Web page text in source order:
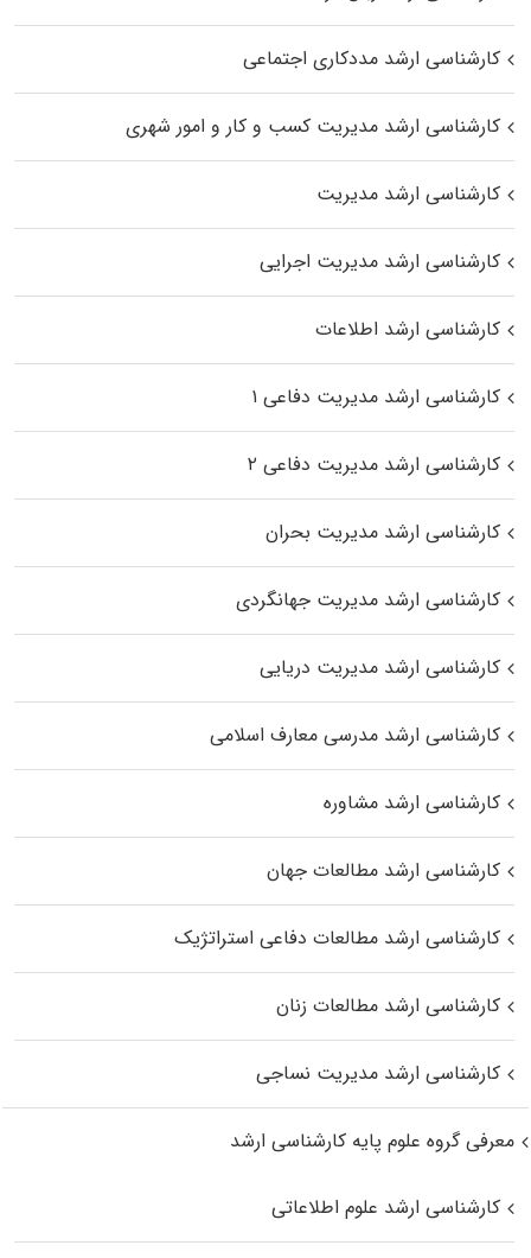
کارشناسی ارشد مددکاری اجتماعی
کارشناسی ارشد مدیریت کسب و کار و امور شهری
کارشناسی ارشد مدیریت
کارشناسی ارشد مدیریت اجرایی
کارشناسی ارشد اطلاعات
کارشناسی ارشد مدیریت دفاعی ۱
کارشناسی ارشد مدیریت دفاعی ۲
کارشناسی ارشد مدیریت بحران
کارشناسی ارشد مدیریت جهانگردی
کارشناسی ارشد مدیریت دریایی
کارشناسی ارشد مدرسی معارف اسلامی
کارشناسی ارشد مشاوره
کارشناسی ارشد مطالعات جهان
کارشناسی ارشد مطالعات دفاعی استراتژیک
کارشناسی ارشد مطالعات زنان
کارشناسی ارشد مدیریت نساجی
معرفی گروه علوم پایه کارشناسی ارشد
کارشناسی ارشد علوم اطلاعاتی